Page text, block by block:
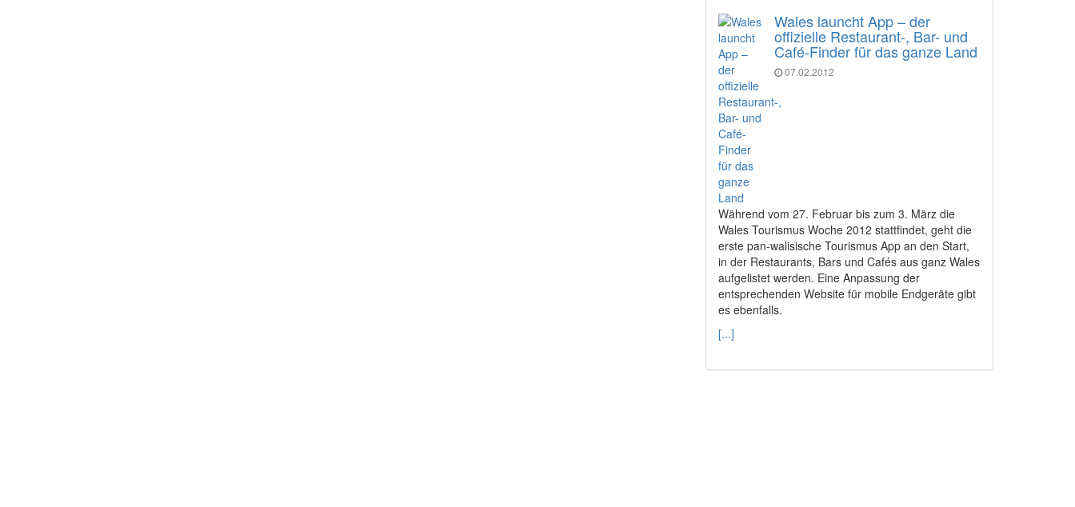
Wales launcht App – der
offizielle Restaurant-, Bar- und
Café-Finder für das ganze Land
07.02.2012
Während vom 27. Februar bis zum 3. März die
Wales Tourismus Woche 2012 stattfindet, geht die
erste pan-walisische Tourismus App an den Start,
in der Restaurants, Bars und Cafés aus ganz Wales
aufgelistet werden. Eine Anpassung der
entsprechenden Website für mobile Endgeräte gibt
es ebenfalls.
[...]